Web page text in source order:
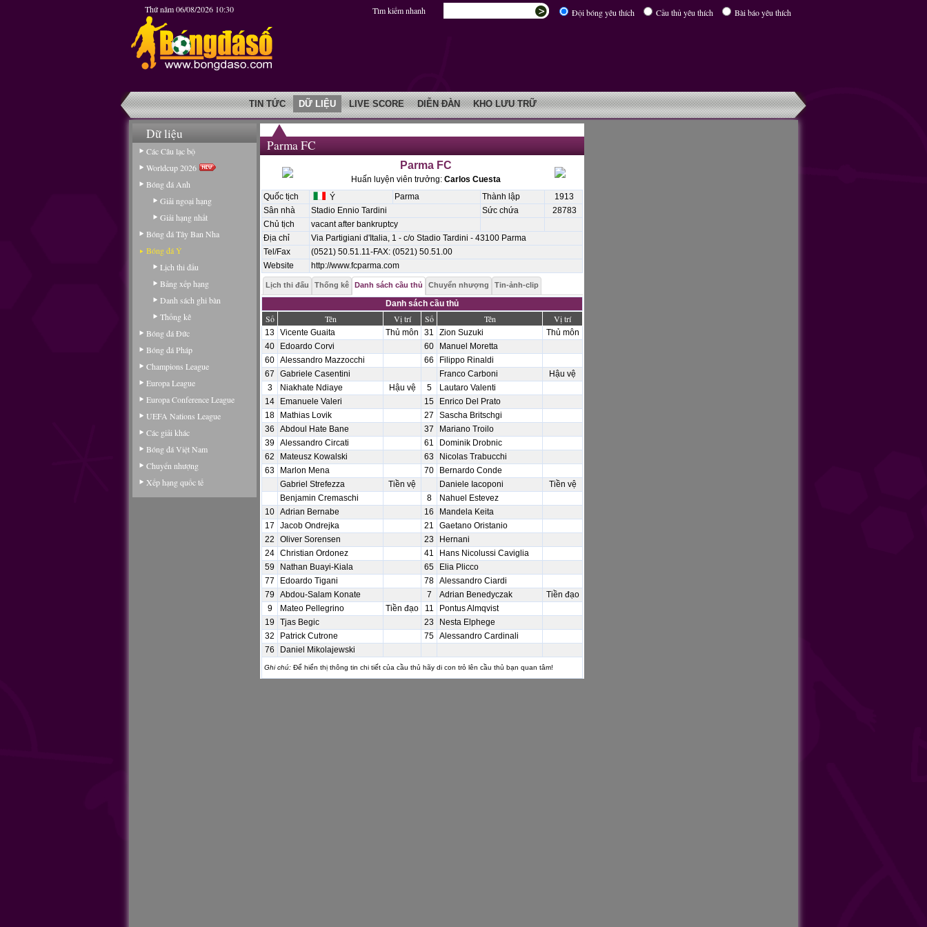
Thứ năm 06/08/2026 10:30 Đội bóng yêu thích Cầu thủ yêu thích Bài báo yêu thích
Tìm kiếm nhanh
TIN TỨC DỮ LIỆU LIVE SCORE DIỄN ĐÀN KHO LƯU TRỮ
Dữ liệu
Các Câu lạc bộ
Worldcup 2026
Bóng đá Anh
Giải ngoại hạng
Giải hạng nhất
Bóng đá Tây Ban Nha
Bóng đá Ý
Lịch thi đấu
Bảng xếp hạng
Danh sách ghi bàn
Thống kê
Bóng đá Đức
Bóng đá Pháp
Champions League
Europa League
Europa Conference League
UEFA Nations League
Các giải khác
Bóng đá Việt Nam
Chuyển nhượng
Xếp hạng quốc tế
Parma FC
Parma FC
Huấn luyện viên trưởng: Carlos Cuesta
Quốc tịch
Ý Parma Thành lập
1913
Sân nhà
Stadio Ennio Tardini Sức chứa
28783
Chủ tịch
vacant after bankruptcy
Địa chỉ
Via Partigiani d'Italia, 1 - c/o Stadio Tardini - 43100 Parma
Tel/Fax
(0521) 50.51.11-FAX: (0521) 50.51.00
Website
http://www.fcparma.com
Lịch thi đấu Thống kê Danh sách cầu thủ Chuyển nhượng Tin-ảnh-clip
Danh sách cầu thủ
Số Tên Vị trí Số Tên Vị trí
13 Vicente Guaita Thủ môn 31 Zion Suzuki
Thủ môn
40
Edoardo Corvi 60
Manuel Moretta
60 Alessandro Mazzocchi 66
Filippo Rinaldi
67
Gabriele Casentini Franco Carboni
Hậu vệ
3
Niakhate Ndiaye Hậu vệ 5
Lautaro Valenti
14
Emanuele Valeri 15
Enrico Del Prato
18
Mathias Lovik 27
Sascha Britschgi
36
Abdoul Hate Bane 37
Mariano Troilo
39 Alessandro Circati 61
Dominik Drobnic
62
Mateusz Kowalski 63
Nicolas Trabucchi
63
Marlon Mena 70
Bernardo Conde
Gabriel Strefezza
Tiền vệ Daniele Iacoponi
Tiền vệ
Benjamin Cremaschi
8
Nahuel Estevez
10 Adrian Bernabe 16
Mandela Keita
17
Jacob Ondrejka 21
Gaetano Oristanio
22
Oliver Sorensen 23
Hernani
24 Christian Ordonez 41
Hans Nicolussi Caviglia
59
Nathan Buayi-Kiala 65
Elia Plicco
77
Edoardo Tigani 78 Alessandro Ciardi
79
Abdou-Salam Konate 7 Adrian Benedyczak
Tiền đạo
9
Mateo Pellegrino Tiền đạo 11
Pontus Almqvist
19
Tjas Begic 23
Nesta Elphege
32
Patrick Cutrone 75 Alessandro Cardinali
76
Daniel Mikolajewski
Ghi chú: Để hiển thị thông tin chi tiết của cầu thủ hãy di con trỏ lên cầu thủ bạn quan tâm!